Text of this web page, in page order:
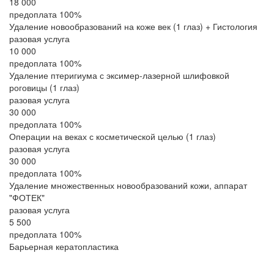
предоплата 100%
Удаление новообразований на коже век (1 глаз) + Гистология
разовая услуга
10 000
предоплата 100%
Удаление птеригиума с эксимер-лазерной шлифовкой
роговицы (1 глаз)
разовая услуга
30 000
предоплата 100%
Операции на веках с косметической целью (1 глаз)
разовая услуга
30 000
предоплата 100%
Удаление множественных новообразований кожи, аппарат
"ФОТЕК"
разовая услуга
5 500
предоплата 100%
Барьерная кератопластика